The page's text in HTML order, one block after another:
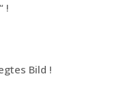
“ !
Bild !